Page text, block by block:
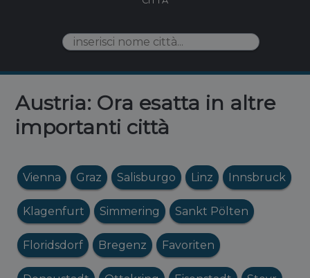
Austria: Ora esatta in altre
importanti città
Vienna Graz Salisburgo Linz Innsbruck
Klagenfurt Simmering Sankt Pölten
Floridsdorf Bregenz Favoriten